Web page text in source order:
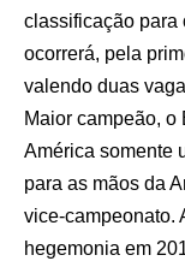
classificação para
ocorrerá, pela
valendo duas
Maior campeão,
América somente
para as mãos da
vice-campeonato.
hegemonia em